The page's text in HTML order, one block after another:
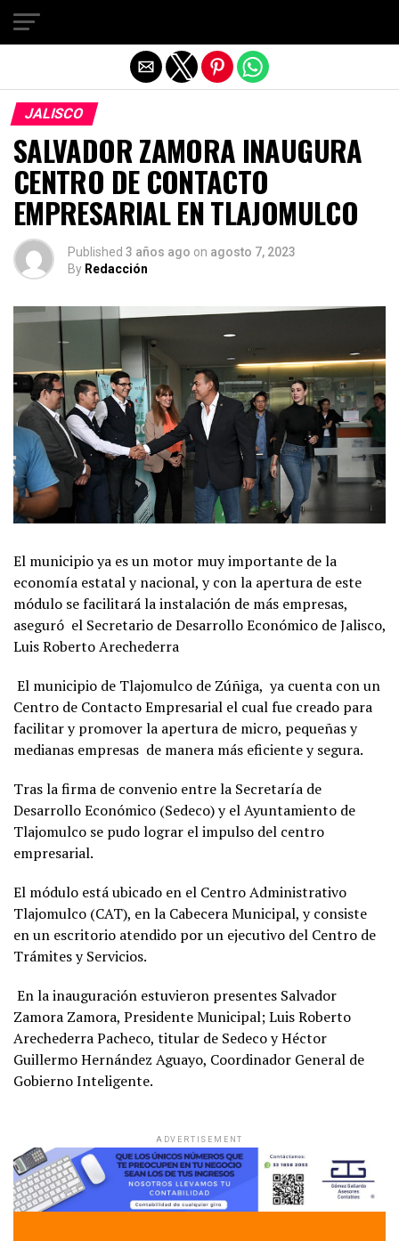
JALISCO
SALVADOR ZAMORA INAUGURA
CENTRO DE CONTACTO
EMPRESARIAL EN TLAJOMULCO
Published 3 años ago on agosto 7, 2023
By Redacción
El municipio ya es un motor muy importante de la
economía estatal y nacional, y con la apertura de este
módulo se facilitará la instalación de más empresas,
aseguró el Secretario de Desarrollo Económico de Jalisco,
Luis Roberto Arechederra
El municipio de Tlajomulco de Zúñiga, ya cuenta con un
Centro de Contacto Empresarial el cual fue creado para
facilitar y promover la apertura de micro, pequeñas y
medianas empresas de manera más eficiente y segura.
Tras la firma de convenio entre la Secretaría de
Desarrollo Económico (Sedeco) y el Ayuntamiento de
Tlajomulco se pudo lograr el impulso del centro
empresarial.
El módulo está ubicado en el Centro Administrativo
Tlajomulco (CAT), en la Cabecera Municipal, y consiste
en un escritorio atendido por un ejecutivo del Centro de
Trámites y Servicios.
En la inauguración estuvieron presentes Salvador
Zamora Zamora, Presidente Municipal; Luis Roberto
Arechederra Pacheco, titular de Sedeco y Héctor
Guillermo Hernández Aguayo, Coordinador General de
Gobierno Inteligente.
ADVERTISEMENT